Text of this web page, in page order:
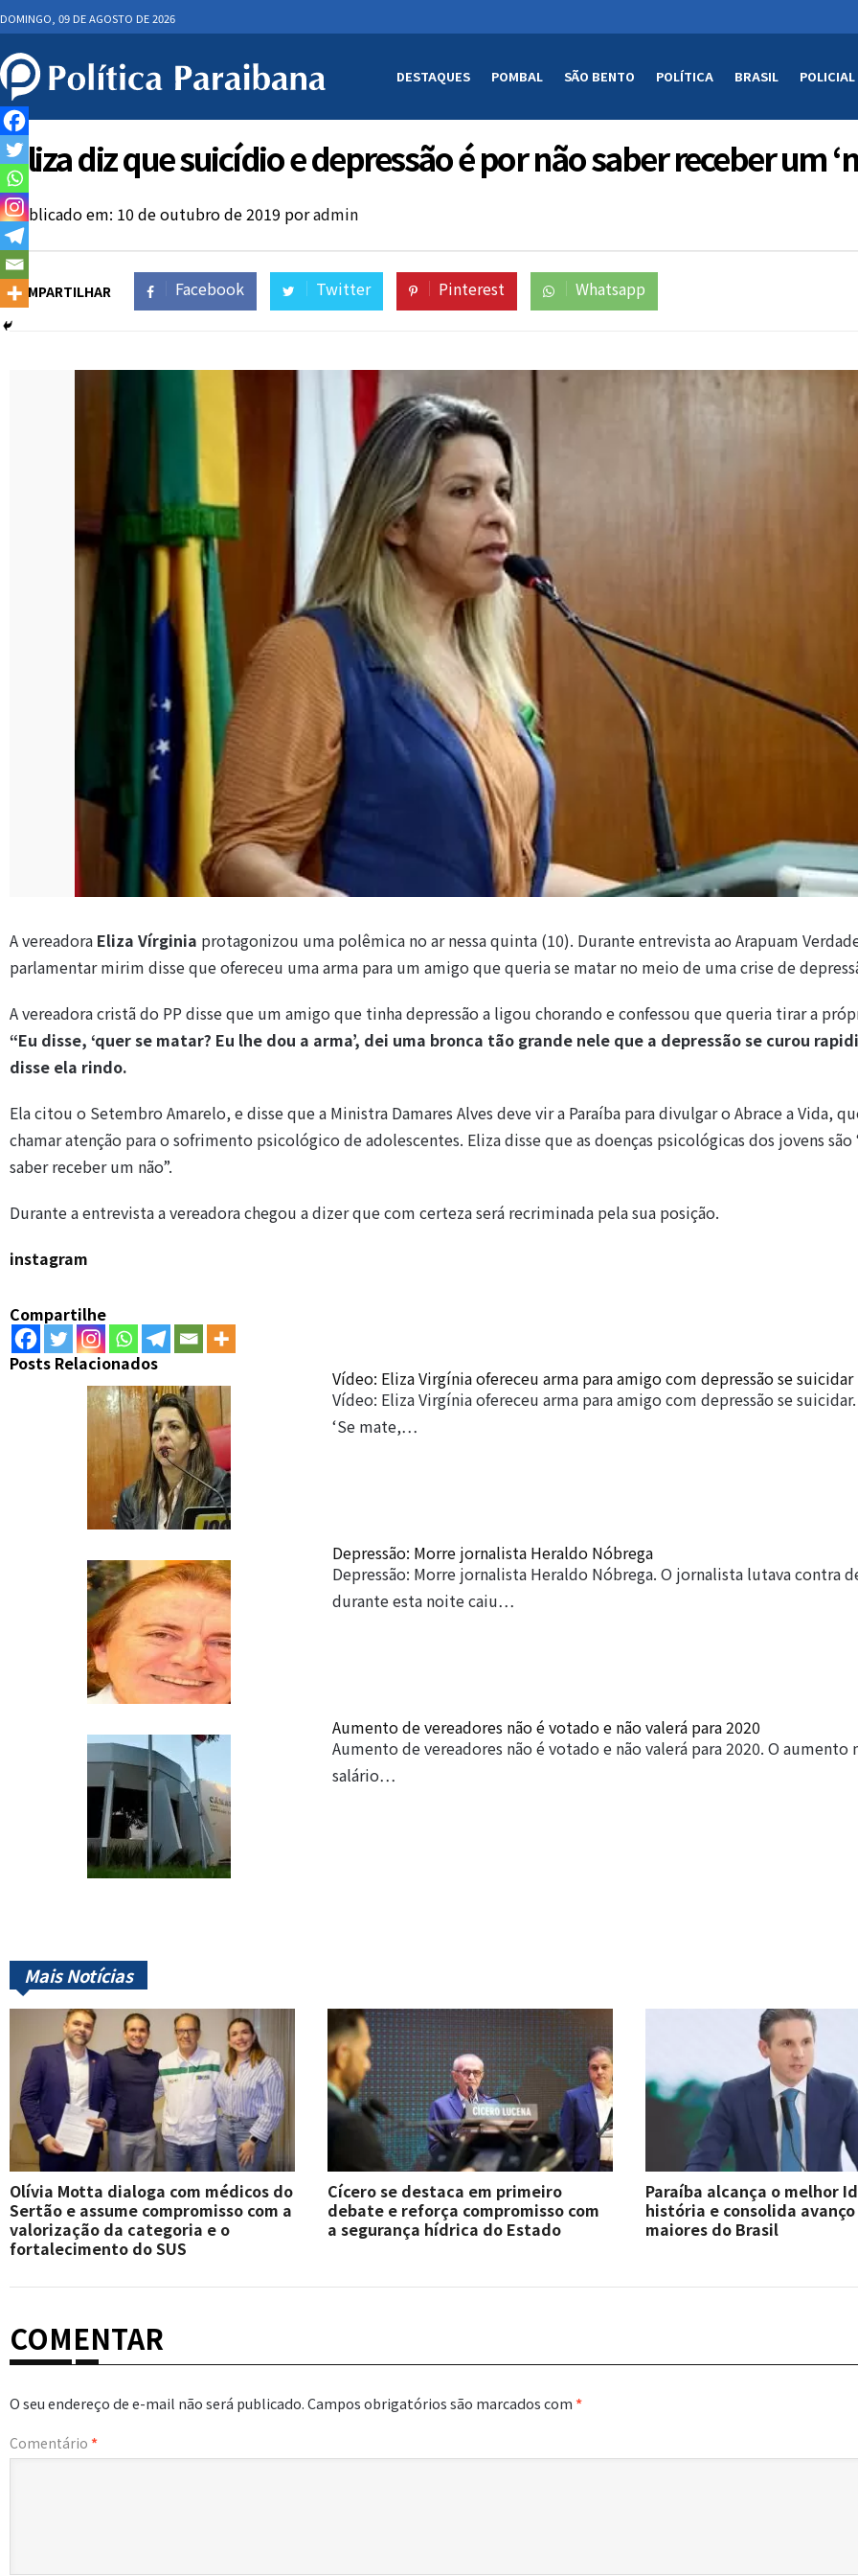
DOMINGO, 09 DE AGOSTO DE 2026
DESTAQUES POMBAL SÃO BENTO POLÍTICA BRASIL POLICIAL
Eliza diz que suicídio e depressão é por não saber receber um
Publicado em: 10 de outubro de 2019 poradmin
COMPARTILHAR Facebook Twitter Pinterest Whatsapp
A vereadora Eliza Vírginia protagonizou uma polêmica no ar nessa quinta (10). Durante entrevista ao Arapuam
parlamentar mirim disse que ofereceu uma arma para um amigo que queria se matar no meio de uma crise de
A vereadora cristã do PP disse que um amigo que tinha depressão a ligou chorando e confessou que queria tirar a
“Eu disse, ‘quer se matar? Eu lhe dou a arma’, dei uma bronca tão grande nele que a depressão se curou
disse ela rindo.
Ela citou o Setembro Amarelo, e disse que a Ministra Damares Alves deve vir a Paraíba para divulgar o Abrace a Vida,
chamar atenção para o sofrimento psicológico de adolescentes. Eliza disse que as doenças psicológicas dos jovens são
saber receber um não”.
Durante a entrevista a vereadora chegou a dizer que com certeza será recriminada pela sua posição.
instagram
Compartilhe
Posts Relacionados
Vídeo: Eliza Virgínia ofereceu arma para amigo com depressão se suicidar
Vídeo: Eliza Virgínia ofereceu arma para amigo com depressão se suicidar.
‘Se mate,…
Depressão: Morre jornalista Heraldo Nóbrega
Depressão: Morre jornalista Heraldo Nóbrega. O jornalista lutava contra
durante esta noite caiu…
Aumento de vereadores não é votado e não valerá para 2020
Aumento de vereadores não é votado e não valerá para 2020. O aumento
salário…
Mais Notícias
Olívia Motta dialoga com médicos do
Sertão e assume compromisso com a
valorização da categoria e o
fortalecimento do SUS
Cícero se destaca em primeiro
debate e reforça compromisso com
a segurança hídrica do Estado
Paraíba alcança o melhor
história e consolida
maiores do Brasil
COMENTAR
O seu endereço de e-mail não será publicado.Campos obrigatórios são marcados com*
Comentário *